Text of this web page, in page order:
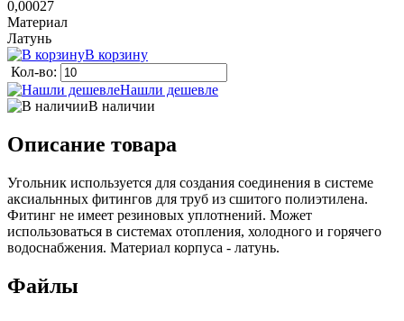
0,00027
Материал
Латунь
В корзину
Кол-во:
Нашли дешевле
В наличии
Описание товара
Угольник используется для создания соединения в системе
аксиальнных фитингов для труб из сшитого полиэтилена.
Фитинг не имеет резиновых уплотнений. Может
использоваться в системах отопления, холодного и горячего
водоснабжения. Материал корпуса - латунь.
Файлы